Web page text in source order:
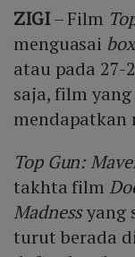
ZIGI– Film
menguasai
atau pada 27-
saja, film
mendapatkan
Top Gun:
takhta film
Madnessyang
turut berada